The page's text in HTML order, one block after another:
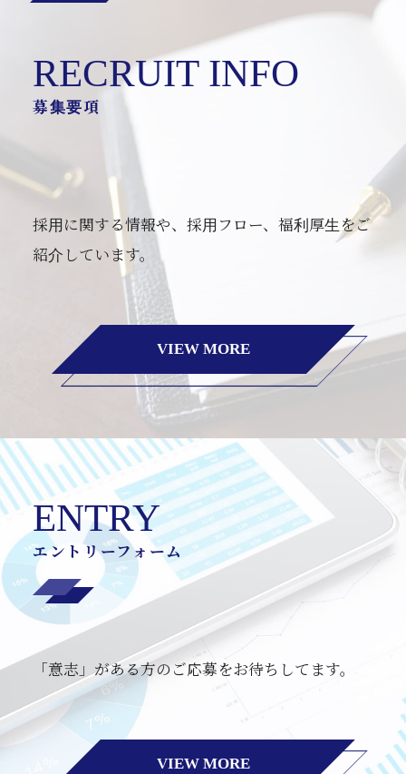
RECRUIT INFO
採用に関する情報や、採用フロー、福利厚生をご
紹介しています。
VIEW MORE
ENTRY
「意志」がある方のご応募をお待ちしてます。
VIEW MORE